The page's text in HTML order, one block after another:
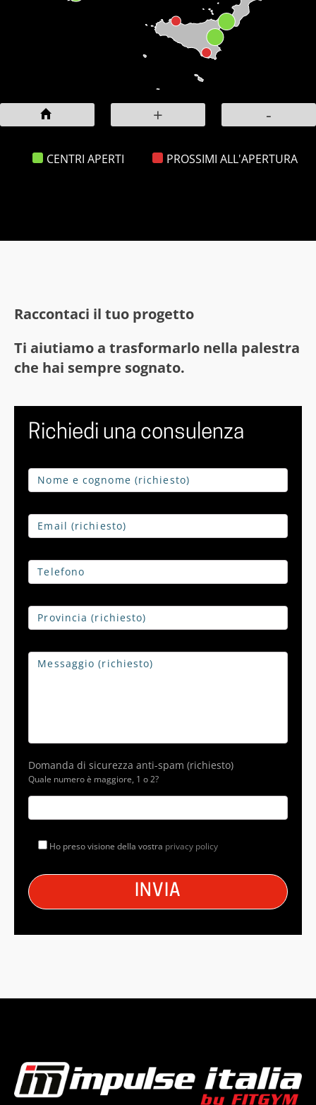
+ -
CENTRI APERTI PROSSIMI ALL'APERTURA
Raccontaci il tuo progetto
Ti aiutiamo a trasformarlo nella palestra
che hai sempre sognato.
Richiedi una consulenza
Domanda di sicurezza anti-spam (richiesto)
Quale numero è maggiore, 1 o 2?
Ho preso visione della vostra privacy policy